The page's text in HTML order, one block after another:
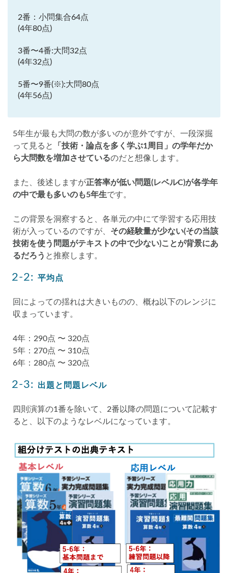
2番：小問集合64点
(4年80点)
3番〜4番:大問32点
(4年32点)
5番〜9番(※):大問80点
(4年56点)
5年生が最も大問の数が多いのが意外ですが、一段深掘
って見ると
「技術・論点を多く学ぶ1周目」の学年だか
ら大問数を増加させているのだと想像します。
また、後述しますが正答率が低い問題(レベルC)が各学年
の中で最も多いのも5年生です。
この背景を洞察すると、各単元の中にて学習する応用技
術が入っているのですが、 その経験量が少ない(その当該
技術を使う問題がテキストの中で少ない)ことが背景にあ
るだろう と推察します。
2-2: 平均点
回によっての揺れは大きいものの、概ね以下のレンジに
収まっています。
4年：290点 〜 320点
5年：270点 〜 310点
6年：280点 〜 320点
2-3: 出題と問題レベル
四則演算の1番を除いて、2番以降の問題について記載す
ると、以下のようなレベルになっています。